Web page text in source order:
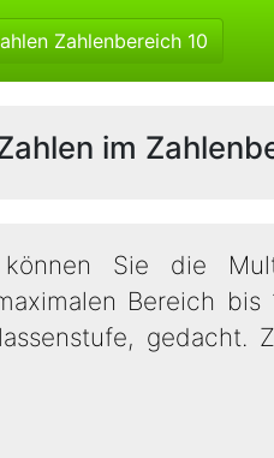
Zahlenbereich 10
im
können Sie die
Bereich
gedacht.